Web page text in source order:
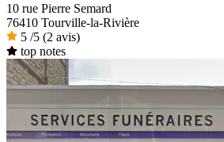
10 rue Pierre Semard
76410 Tourville-la-Rivière
5 /5 (2 avis)
top notes